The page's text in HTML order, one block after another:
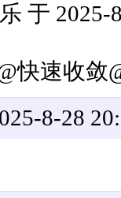
于 2025-
快速收敛
8-28